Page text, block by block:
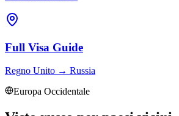
Full Visa Guide
Regno Unito → Russia
Europa Occidentale